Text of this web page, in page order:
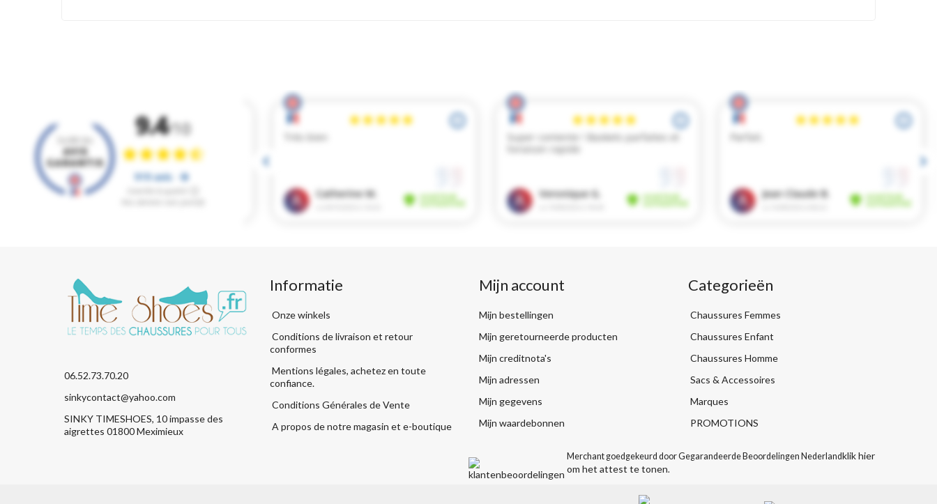
06.52.73.70.20
sinkycontact@yahoo.com
SINKY TIMESHOES, 10 impasse des
aigrettes 01800 Meximieux
Informatie
Onze winkels
Conditions de livraison et retour
conformes
Mentions légales, achetez en toute
confiance.
Conditions Générales de Vente
A propos de notre magasin et e-boutique
Mijn account
Mijn bestellingen
Mijn geretourneerde producten
Mijn creditnota's
Mijn adressen
Mijn gegevens
Mijn waardebonnen
Categorieën
Chaussures Femmes
Chaussures Enfant
Chaussures Homme
Sacs & Accessoires
Marques
PROMOTIONS
Merchant goedgekeurd door Gegarandeerde Beoordelingen Nederlandklik hier
om het attest te tonen.